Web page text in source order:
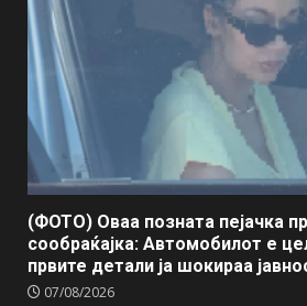
(ФОТО) Оваа позната пејачка
сообраќајка: Автомобилот е
првите детали ја шокираа
07/08/2026